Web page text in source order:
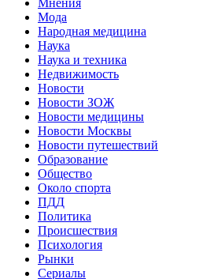
Мнения
Мода
Народная медицина
Наука
Наука и техника
Недвижимость
Новости
Новости ЗОЖ
Новости медицины
Новости Москвы
Новости путешествий
Образование
Общество
Около спорта
ПДД
Политика
Происшествия
Психология
Рынки
Сериалы